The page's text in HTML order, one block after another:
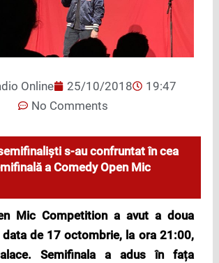
Online 25/10/2018
19:47
No Comments
s-au confruntat în cea
a Comedy Open Mic
Mic Competition a avut a doua
de 17 octombrie, la ora 21:00,
Semifinala a adus în fața